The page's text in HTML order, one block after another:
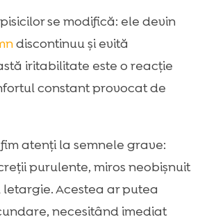
se modifică: ele devin
discontinuu și evită
iritabilitate este o reacție
constant provocat de
atenți la semnele grave:
purulente, miros neobișnuit
Acestea ar putea
necesitând imediat